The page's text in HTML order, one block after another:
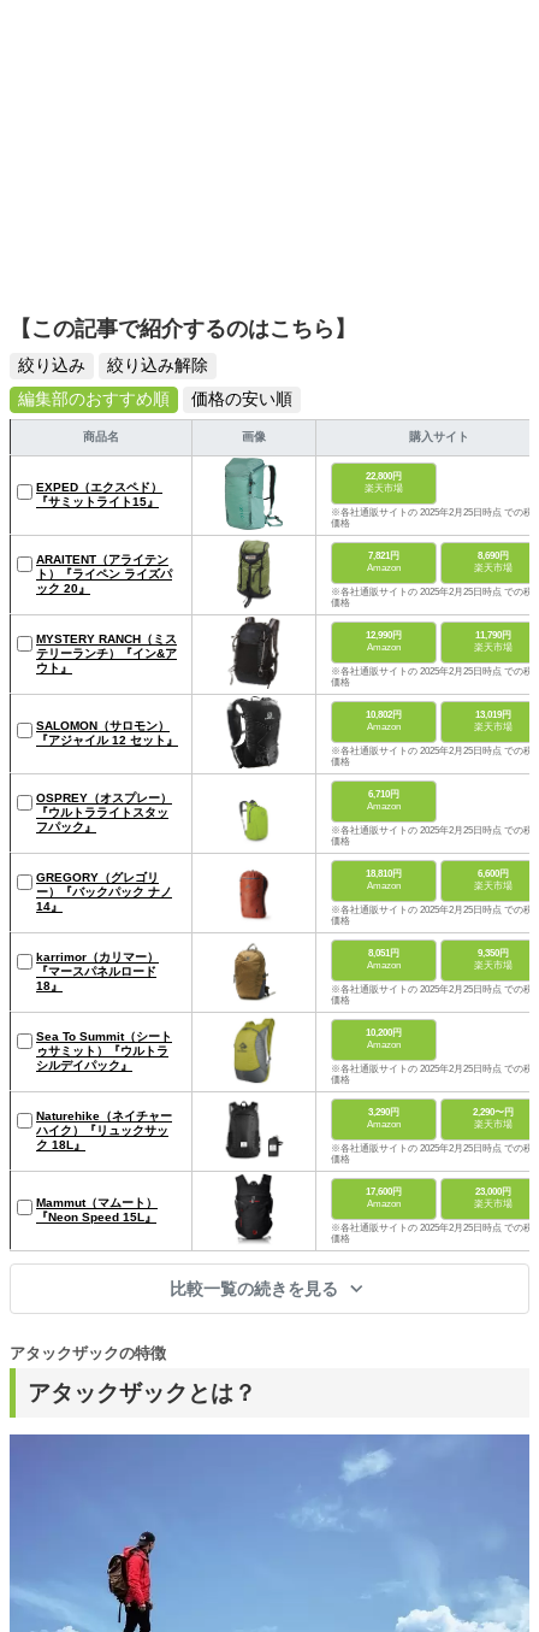
【この記事で紹介するのはこちら】
絞り込み
絞り込み解除
編集部のおすすめ順
価格の安い順
商品名 画像 購入サイト
EXPED（エクスペド）
『サミットライト15』
22,800円
楽天市場
※各社通販サイトの 2025年2月25日時点 での税
価格
ARAITENT（アライテン
ト）『ライペン ライズパ
ック 20』
7,821円
Amazon
8,690円
楽天市場
※各社通販サイトの 2025年2月25日時点 での税
価格
MYSTERY RANCH（ミス
テリーランチ）『イン&ア
ウト』
12,990円
Amazon
11,790円
楽天市場
※各社通販サイトの 2025年2月25日時点 での税
価格
SALOMON（サロモン）
『アジャイル 12 セット』
10,802円
Amazon
13,019円
楽天市場
※各社通販サイトの 2025年2月25日時点 での税
価格
OSPREY（オスプレー）
『ウルトラライトスタッ
フパック』
6,710円
Amazon
※各社通販サイトの 2025年2月25日時点 での税
価格
GREGORY（グレゴリ
ー）『バックパック ナノ
14』
18,810円
Amazon
6,600円
楽天市場
※各社通販サイトの 2025年2月25日時点 での税
価格
karrimor（カリマー）
『マースパネルロード
18』
8,051円
Amazon
9,350円
楽天市場
※各社通販サイトの 2025年2月25日時点 での税
価格
Sea To Summit（シート
ゥサミット）『ウルトラ
シルデイパック』
10,200円
Amazon
※各社通販サイトの 2025年2月25日時点 での税
価格
Naturehike（ネイチャー
ハイク）『リュックサッ
ク 18L』
3,290円
Amazon
2,290〜円
楽天市場
※各社通販サイトの 2025年2月25日時点 での税
価格
Mammut（マムート）
『Neon Speed 15L』
17,600円
Amazon
23,000円
楽天市場
※各社通販サイトの 2025年2月25日時点 での税
価格
比較一覧の続きを見る
アタックザックとは？
アタックザックの特徴